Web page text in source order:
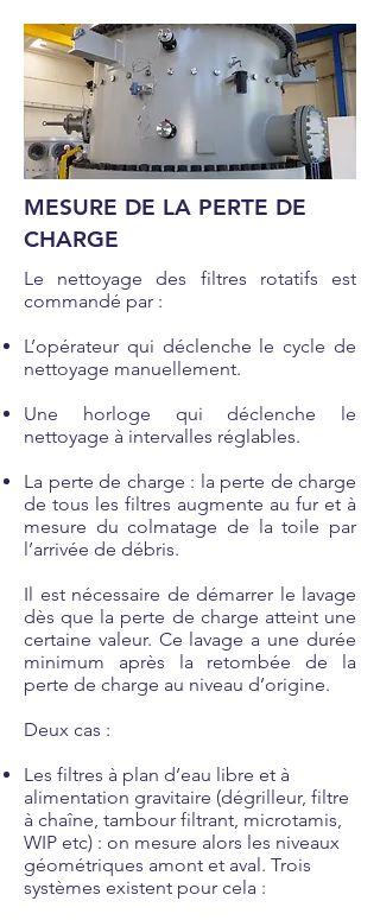
MESURE DE LA PERTE DE
CHARGE
Le nettoyage des filtres rotatifs est
commandé par :
L’opérateur qui déclenche le cycle de
nettoyage manuellement.
Une horloge qui déclenche le
nettoyage à intervalles réglables.
La perte de charge : la perte de charge
de tous les filtres augmente au fur et à
mesure du colmatage de la toile par
l’arrivée de débris.
Il est nécessaire de démarrer le lavage
dès que la perte de charge atteint une
certaine valeur. Ce lavage a une durée
minimum après la retombée de la
perte de charge au niveau d’origine.
Deux cas :
Les filtres à plan d’eau libre et à
alimentation gravitaire (dégrilleur, filtre
à chaîne, tambour filtrant, microtamis,
WIP etc) : on mesure alors les niveaux
géométriques amont et aval. Trois
systèmes existent pour cela :